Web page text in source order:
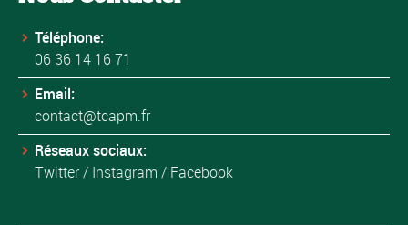
Téléphone:
06 36 14 16 71
Email:
contact@tcapm.fr
Réseaux sociaux:
Twitter/ Instagram / Facebook